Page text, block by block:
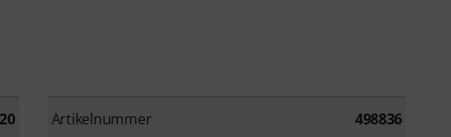
Artikelnummer 498836